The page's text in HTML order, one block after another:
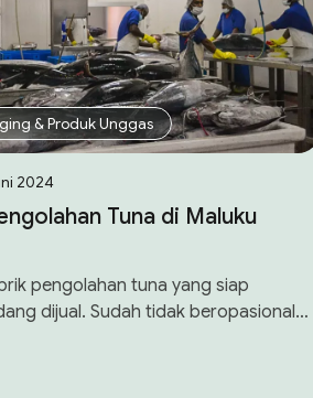
& Produk Unggas
2024
Tuna di Maluku
pengolahan tuna yang siap
dijual. Sudah tidak beropasional
aset lainnya. Penjual adalah pihak